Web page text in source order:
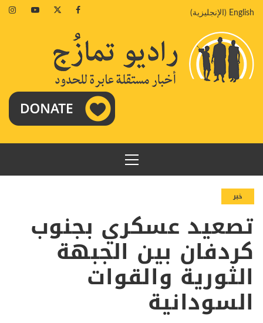
إلىEnglish
( الإنجليزية)
Facebook
Twitter
Youtube
القائمة
الرئيسية
خبر
تصعيد عسكري بجنوب
كردفان بين الجبهة
الثورية والقوات
السودانية